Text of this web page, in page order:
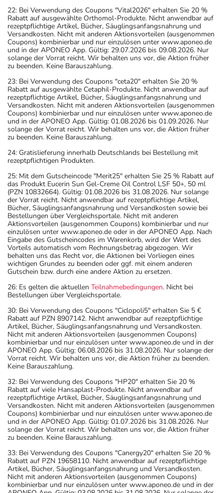
22: Bei Verwendung des Coupons "Vital2026" erhalten Sie 20 %
Rabatt auf ausgewählte Orthomol-Produkte. Nicht anwendbar auf
rezeptpflichtige Artikel, Bücher, Säuglingsanfangsnahrung und
Versandkosten. Nicht mit anderen Aktionsvorteilen (ausgenommen
Coupons) kombinierbar und nur einzulösen unter www.aponeo.de
und in der APONEO App. Gültig: 29.07.2026 bis 09.08.2026. Nur
solange der Vorrat reicht. Wir behalten uns vor, die Aktion früher
zu beenden. Keine Barauszahlung.
23: Bei Verwendung des Coupons "ceta20" erhalten Sie 20 %
Rabatt auf ausgewählte Cetaphil-Produkte. Nicht anwendbar auf
rezeptpflichtige Artikel, Bücher, Säuglingsanfangsnahrung und
Versandkosten. Nicht mit anderen Aktionsvorteilen (ausgenommen
Coupons) kombinierbar und nur einzulösen unter www.aponeo.de
und in der APONEO App. Gültig: 01.08.2026 bis 01.09.2026. Nur
solange der Vorrat reicht. Wir behalten uns vor, die Aktion früher
zu beenden. Keine Barauszahlung.
24: Gratislieferung innerhalb Deutschlands bei Bestellung mit
rezeptpflichtigen Produkten.
25: Mit dem Gutscheincode "Merit25" erhalten Sie 25 % Rabatt auf
das Produkt Eucerin Sun Gel-Creme Oil Control LSF 50+, 50 ml
(PZN 10832664). Gültig: 01.08.2026 bis 31.08.2026. Nur solange
der Vorrat reicht. Nicht anwendbar auf rezeptpflichtige Artikel,
Bücher, Säuglingsanfangsnahrung und Versandkosten sowie bei
Bestellungen über Vergleichsportale. Nicht mit anderen
Aktionsvorteilen (ausgenommen Coupons) kombinierbar und nur
einzulösen unter www.aponeo.de oder in der APONEO App. Nach
Eingabe des Gutscheincodes im Warenkorb, wird der Wert des
Vorteils automatisch vom Rechnungsbetrag abgezogen. Wir
behalten uns das Recht vor, die Aktionen bei Vorliegen eines
wichtigen Grundes zu beenden oder ggf. mit einem anderen
Gutschein bzw. durch eine andere Aktion zu ersetzen.
26: Es gelten die aktuellen Teilnahmebedingungen. Nicht bei
Bestellungen über Vergleichsportale.
30: Bei Verwendung des Coupons "Ciclopoli5" erhalten Sie 5 €
Rabatt auf PZN 8907142. Nicht anwendbar auf rezeptpflichtige
Artikel, Bücher, Säuglingsanfangsnahrung und Versandkosten.
Nicht mit anderen Aktionsvorteilen (ausgenommen Coupons)
kombinierbar und nur einzulösen unter www.aponeo.de und in der
APONEO App. Gültig: 06.08.2026 bis 31.08.2026. Nur solange der
Vorrat reicht. Wir behalten uns vor, die Aktion früher zu beenden.
Keine Barauszahlung.
32: Bei Verwendung des Coupons "HP20" erhalten Sie 20 %
Rabatt auf viele Hansaplast-Produkte. Nicht anwendbar auf
rezeptpflichtige Artikel, Bücher, Säuglingsanfangsnahrung und
Versandkosten. Nicht mit anderen Aktionsvorteilen (ausgenommen
Coupons) kombinierbar und nur einzulösen unter www.aponeo.de
und in der APONEO App. Gültig: 01.07.2026 bis 31.08.2026. Nur
solange der Vorrat reicht. Wir behalten uns vor, die Aktion früher
zu beenden. Keine Barauszahlung.
33: Bei Verwendung des Coupons "Canergy20" erhalten Sie 20 %
Rabatt auf PZN 19658110. Nicht anwendbar auf rezeptpflichtige
Artikel, Bücher, Säuglingsanfangsnahrung und Versandkosten.
Nicht mit anderen Aktionsvorteilen (ausgenommen Coupons)
kombinierbar und nur einzulösen unter www.aponeo.de und in der